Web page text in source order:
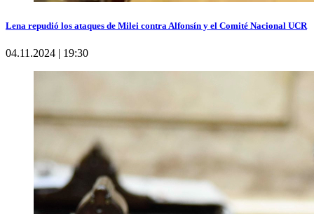
Lena repudió los ataques de Milei contra Alfonsín y el Comité Nacional UCR
04.11.2024 | 19:30